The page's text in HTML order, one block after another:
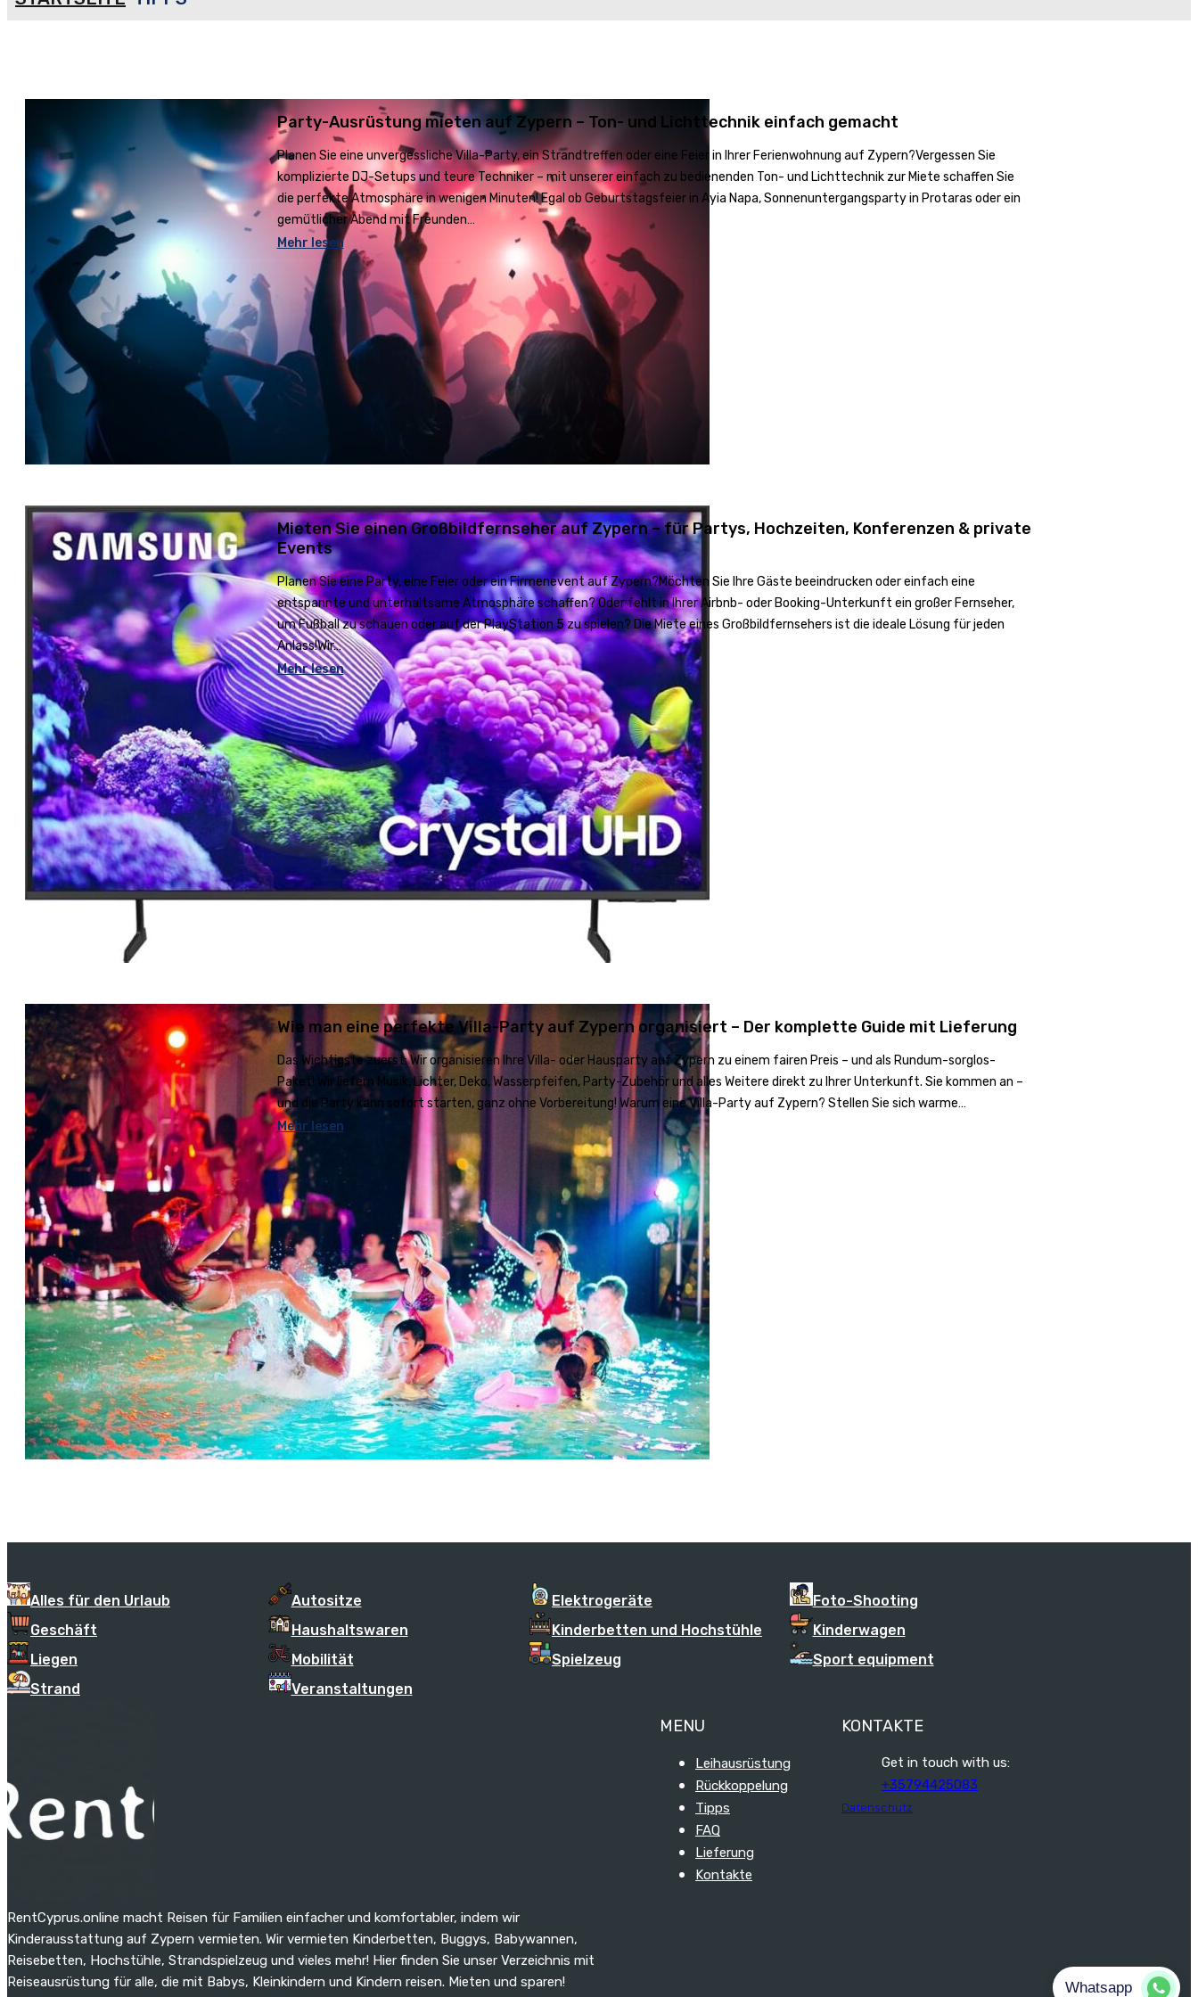
Party-Ausrüstung mieten auf Zypern – Ton- und Lichttechnik einfach gemacht
Planen Sie eine unvergessliche Villa-Party, ein Strandtreffen oder eine Feier in Ihrer Ferienwohnung auf Zypern?Vergessen Sie
komplizierte DJ-Setups und teure Techniker – mit unserer einfach zu bedienenden Ton- und Lichttechnik zur Miete schaffen Sie
die perfekte Atmosphäre in wenigen Minuten! Egal ob Geburtstagsfeier in Ayia Napa, Sonnenuntergangsparty in Protaras oder ein
gemütlicher Abend mit Freunden…
Mehr lesen
Mieten Sie einen Großbildfernseher auf Zypern – für Partys, Hochzeiten, Konferenzen & private
Events
Planen Sie eine Party, eine Feier oder ein Firmenevent auf Zypern?Möchten Sie Ihre Gäste beeindrucken oder einfach eine
entspannte und unterhaltsame Atmosphäre schaffen? Oder fehlt in Ihrer Airbnb- oder Booking-Unterkunft ein großer Fernseher,
um Fußball zu schauen oder auf der PlayStation 5 zu spielen? Die Miete eines Großbildfernsehers ist die ideale Lösung für jeden
Anlass!Wir…
Mehr lesen
Wie man eine perfekte Villa-Party auf Zypern organisiert – Der komplette Guide mit Lieferung
Das Wichtigste zuerst: Wir organisieren Ihre Villa- oder Hausparty auf Zypern zu einem fairen Preis – und als Rundum-sorglos-
Paket! Wir liefern Musik, Lichter, Deko, Wasserpfeifen, Party-Zubehör und alles Weitere direkt zu Ihrer Unterkunft. Sie kommen an –
und die Party kann sofort starten, ganz ohne Vorbereitung! Warum eine Villa-Party auf Zypern? Stellen Sie sich warme…
Mehr lesen
Alles für den Urlaub Autositze Elektrogeräte
Foto-Shooting
Geschäft
Haushaltswaren Kinderbetten und Hochstühle
Kinderwagen
Liegen
Mobilität Spielzeug
Sport equipment
Strand
Veranstaltungen
RentCyprus.online macht Reisen für Familien einfacher und komfortabler, indem wir
Kinderausstattung auf Zypern vermieten. Wir vermieten Kinderbetten, Buggys, Babywannen,
Reisebetten, Hochstühle, Strandspielzeug und vieles mehr! Hier finden Sie unser Verzeichnis mit
Reiseausrüstung für alle, die mit Babys, Kleinkindern und Kindern reisen. Mieten und sparen!
MENU
Leihausrüstung
Rückkoppelung
Tipps
FAQ
Lieferung
Kontakte
KONTAKTE
Get in touch with us:
+35794425083
Datenschutz